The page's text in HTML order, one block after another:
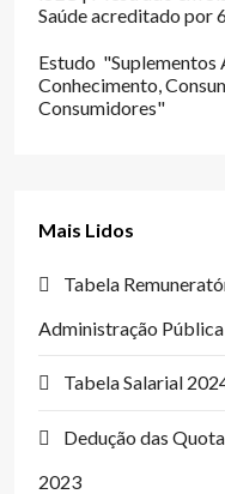
Saúde acreditado por
Estudo "Suplementos
Conhecimento,
Consumidores"
Mais Lidos
Tabela
Administração
Tabela Salarial
Dedução das
2023